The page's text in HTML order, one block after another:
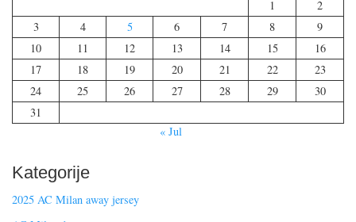
1
2
3
4 5 6 7 8
9
10
11 12 13 14 15
16
17
18 19 20 21 22
23
24
25 26 27 28 29
30
31
« Jul
Kategorije
2025 AC Milan away jersey